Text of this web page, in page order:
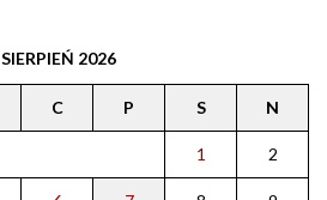
SIERPIEŃ 2026
C P S N
1 2